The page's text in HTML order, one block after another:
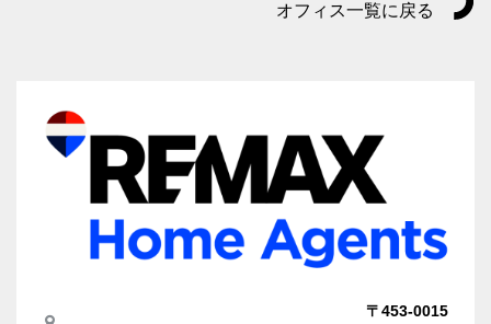
オフィス一覧に戻る
〒453-0015